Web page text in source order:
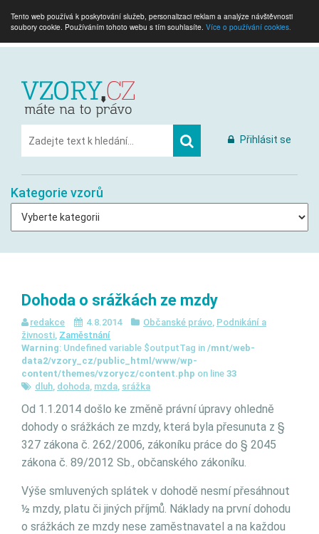
Tento web používá k poskytování služeb, personalizaci reklam a analýze návštěvnosti
soubory cookie. Používáním tohoto webu s tím souhlasíte. Více o používání cookies.
Přihlásit se
Kategorie vzorů
Dohoda o srážkách ze mzdy
redakce 4.8.2014 Občanské právo, Podnikání a
živnosti, Zaměstnání
Warning: Undefined variable $outputTag in /mnt/web-
data2/vzory_cz/public_html/www/wp-
content/themes/vzorycz/content.php on line 33
dluh, dohoda, mzda, srážka
Od 1.1.2014 došlo ke změně právní úpravy ohledně
dohody o srážkách ze mzdy, která byla přesunuta z §
327 zákona č. 262/2006, zákoníku práce do § 2045
zákona č. 89/2012 Sb., občanského zákoníku.
Výše smluvených splátek v dohodě nesmí přesáhnout
½ mzdy, platu či jiných příjmů. Náklady na první dohodu
o srážkách ze mzdy nese zaměstnavatel a na každou